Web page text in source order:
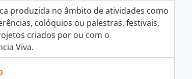
2013
s.d.
2015
ECSITE 2007, 2007
produzida no âmbito de atividades como
colóquios ou palestras, festivais,
criados por ou com o
Viva.